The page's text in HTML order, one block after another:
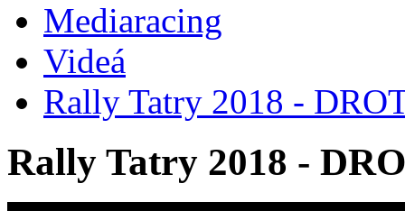
Mediaracing
Videá
Rally Tatry 2018 -
Rally Tatry 2018 -